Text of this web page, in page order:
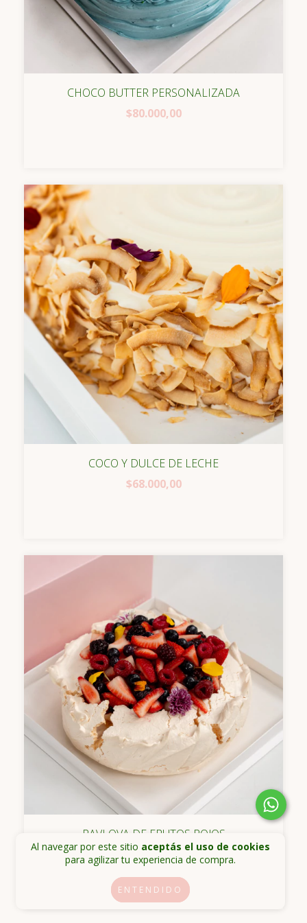
Al navegar por este sitio aceptás el uso de cookies
para agilizar tu experiencia de compra.
ENTENDIDO
CHOCO BUTTER PERSONALIZADA
$80.000,00
COCO Y DULCE DE LECHE
$68.000,00
PAVLOVA DE FRUTOS ROJOS
$68.000,00